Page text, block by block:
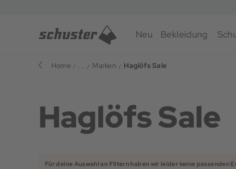
Neu Bekleidung
Home ... Marken Haglöfs Sale
Haglöfs Sale
Für deine Auswahl an Filtern haben wir leider keine